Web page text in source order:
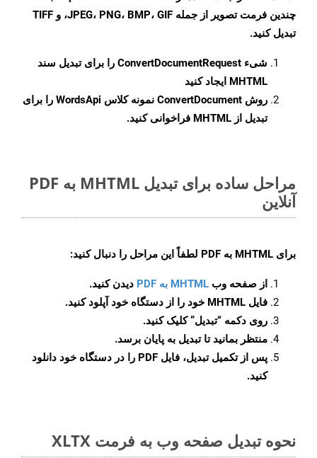
چندین فرمت تصویر از جمله JPEG، PNG، BMP، GIF، و TIFF
تبدیل کنید.
شیء ConvertDocumentRequest را برای تبدیل سند
MHTML ایجاد کنید
روش ConvertDocument
نمونه کلاس WordsApi را برای
تبدیل از MHTML فراخوانی کنید.
مراحل ساده برای تبدیل MHTML به PDF
آنلاین
برای MHTML به PDF لطفاً این مراحل را دنبال کنید:
از صفحه وب MHTML به PDF
دیدن کنید.
فایل MHTML خود را از دستگاه خود آپلود کنید.
روی دکمه “تبدیل”کلیک کنید.
منتظر بمانید تا تبدیل به پایان برسد.
پس از تکمیل تبدیل، فایل PDF را در دستگاه خود دانلود
کنید.
نحوه تبدیل صفحه وب به فرمت XLTX